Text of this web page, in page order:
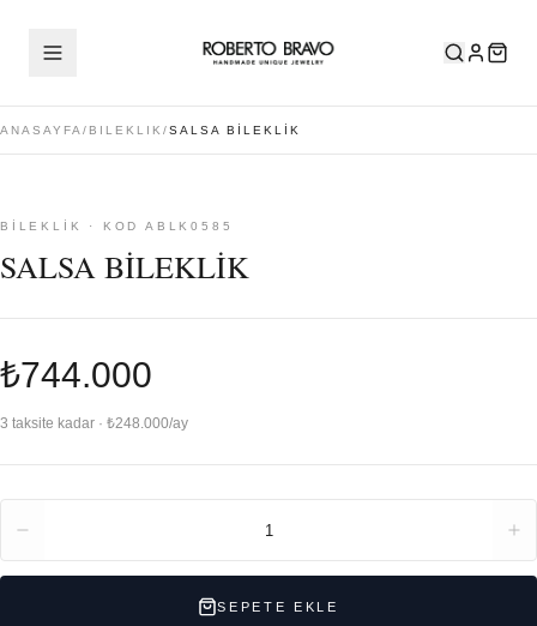
ANASAYFA / BILEKLIK /SALSA BİLEKLİK
BILEKLIK · KOD ABLK0585
SALSA BİLEKLİK
₺744.000
3 taksite kadar · ₺248.000/ay
1
SEPETE EKLE